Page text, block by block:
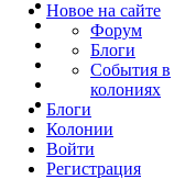
Новое на сайте
Форум
Блоги
События в
колониях
Блоги
Колонии
Войти
Peгиcтpaция